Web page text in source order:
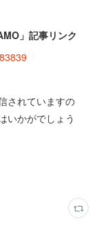
」記事リンク
されていますの
いかがでしょう